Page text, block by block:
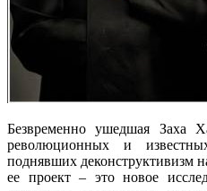
Безвременно ушедшая Заха
революционных и
поднявших деконструктивизм
ее проект – это новое